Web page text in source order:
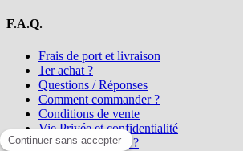
F.A.Q.
Frais de port et livraison
1er achat ?
Questions / Réponses
Comment commander ?
Conditions de vente
Vie Privée et confidentialité
Qui sommes-nous ?